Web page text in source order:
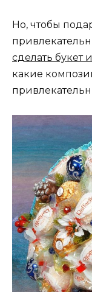
Но, чтобы
сделать букет
какие